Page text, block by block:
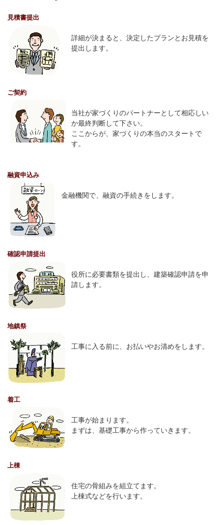
見積書提出
詳細が決まると、決定したプランとお見積を
提出します。
ご契約
当社が家づくりのパートナーとして相応しい
か最終判断して下さい。
ここからが、家づくりの本当のスタートで
す。
融資申込み
金融機関で、融資の手続きをします。
確認申請提出
役所に必要書類を提出し、建築確認申請を申
請します。
地鎮祭
工事に入る前に、お払いやお清めをします。
着工
工事が始まります。
まずは、基礎工事から作っていきます。
上棟
住宅の骨組みを組立てます。
上棟式などを行います。